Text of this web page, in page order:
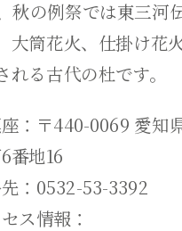
秋の例祭では東三河
大筒花火、仕掛け花
れる古代の杜です。
：〒440-0069 愛知
番地16
：0532-53-3392
ス情報：